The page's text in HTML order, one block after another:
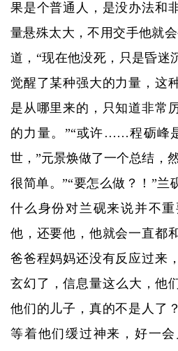
果是个普通人，是没办法和
量悬殊太大，不用交手他就
道，“现在他没死，只是昏迷
觉醒了某种强大的力量，这
是从哪里来的，只知道非常
的力量。”“或许……程砺峰
世，”元景焕做了一个总结，
很简单。”“要怎么做？！”兰
什么身份对兰砚来说并不
他，还要他，他就会一直都
爸爸程妈妈还没有反应过来
玄幻了，信息量这么大，
他们的儿子，真的不是人了
等着他们缓过神来，好一